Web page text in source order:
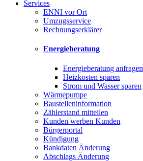
Services
ENNI vor Ort
Umzugsservice
Rechnungserklärer
Energieberatung
Energieberatung anfragen
Heizkosten sparen
Strom und Wasser sparen
Wärmepumpe
Baustelleninformation
Zählerstand mitteilen
Kunden werben Kunden
Bürgerportal
Kündigung
Bankdaten Änderung
Abschlags Änderung